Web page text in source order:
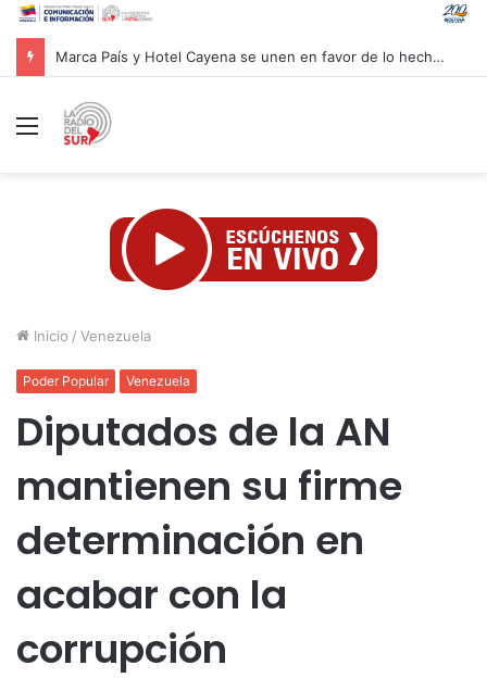
Gobierno venezolano prohíbe exportación de materiales de construcción hasta el 31 de diciembre
Menú
Inicio / Venezuela
Poder Popular Venezuela
Diputados de la AN
mantienen su firme
determinación en
acabar con la
corrupción